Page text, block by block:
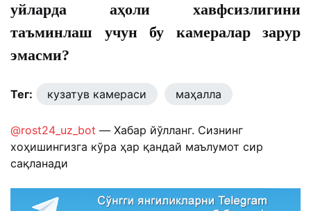
уйларда аҳоли хавфсизлигини
таъминлаш учун бу камералар зарур
эмасми?
Тег: кузатув камераси маҳалла
@rost24_uz_bot — Хабар йўлланг. Сизнинг
хоҳишингизга кўра ҳар қандай маълумот сир
сақланади